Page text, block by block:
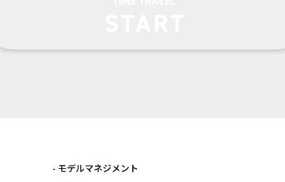
- モデルマネジメント